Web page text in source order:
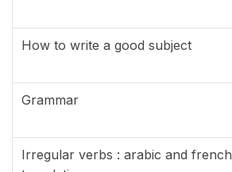
How to write a good subject
Grammar
Irregular verbs : arabic and french